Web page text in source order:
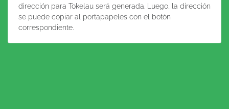
dirección para Tokelau será generada. Luego, la dirección
se puede copiar al portapapeles con el botón
correspondiente.